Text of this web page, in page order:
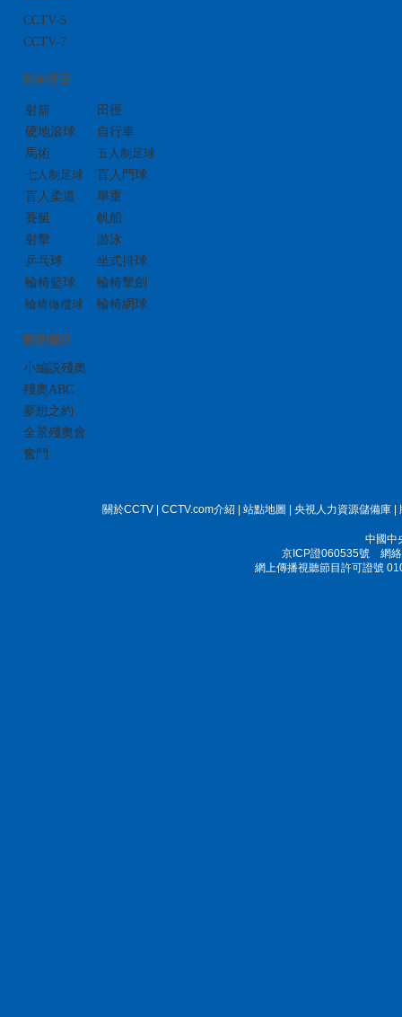
CCTV-5
CCTV-7
所有項目
射箭
田徑
硬地滾球
自行車
馬術
五人制足球
七人制足球
盲人門球
盲人柔道
舉重
賽艇
帆船
射擊
游泳
乒乓球
坐式排球
輪椅籃球
輪椅擊劍
輪椅橄欖球
輪椅網球
電視欄目
小編説殘奧
殘奧ABC
夢想之約
全景殘奧會
奮鬥
關於CCTV |CCTV.com介紹 |站點地圖 |央視人力資源儲備庫 |
中國中
京ICP證060535號 網絡
網上傳播視聽節目許可證號